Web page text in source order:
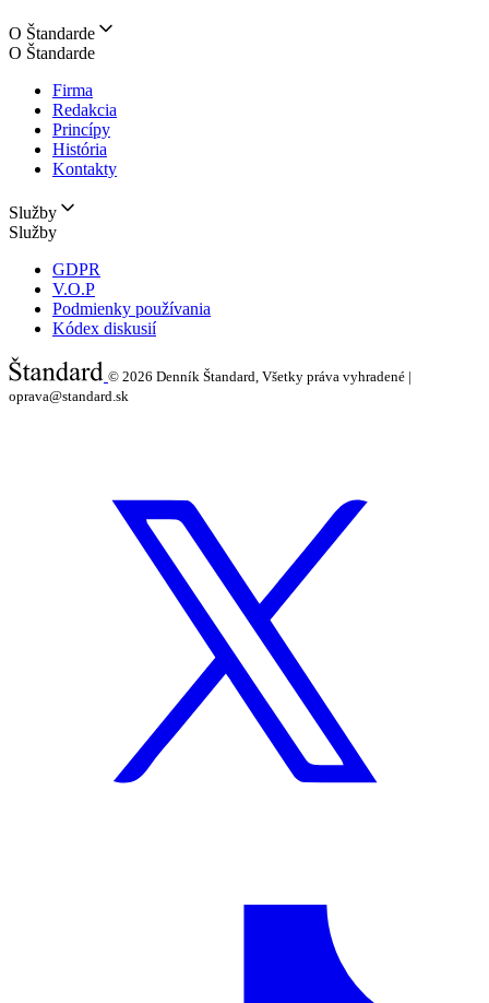
O Štandarde
O Štandarde
Firma
Redakcia
Princípy
História
Kontakty
Služby
Služby
GDPR
V.O.P
Podmienky používania
Kódex diskusií
© 2026 Denník Štandard, Všetky práva vyhradené |
oprava@standard.sk